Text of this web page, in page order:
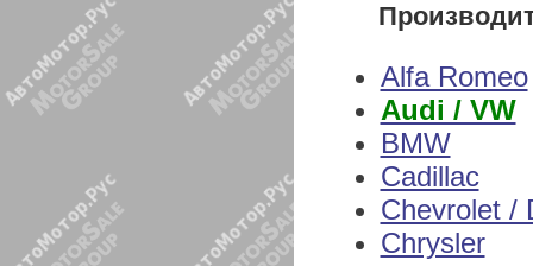
Alfa Romeo
Audi / VW
BMW
Cadillac
Chevrolet /
Chrysler